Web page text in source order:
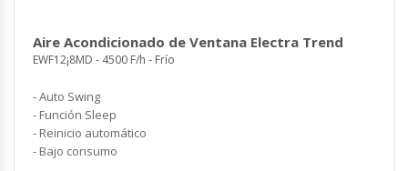
Aire Acondicionado de Ventana Electra Trend
EWF12¡8MD - 4500 F/h - Frío
- Auto Swing
- Función Sleep
- Reinicio automático
- Bajo consumo